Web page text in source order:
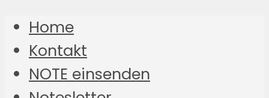
Home
Kontakt
NOTE einsenden